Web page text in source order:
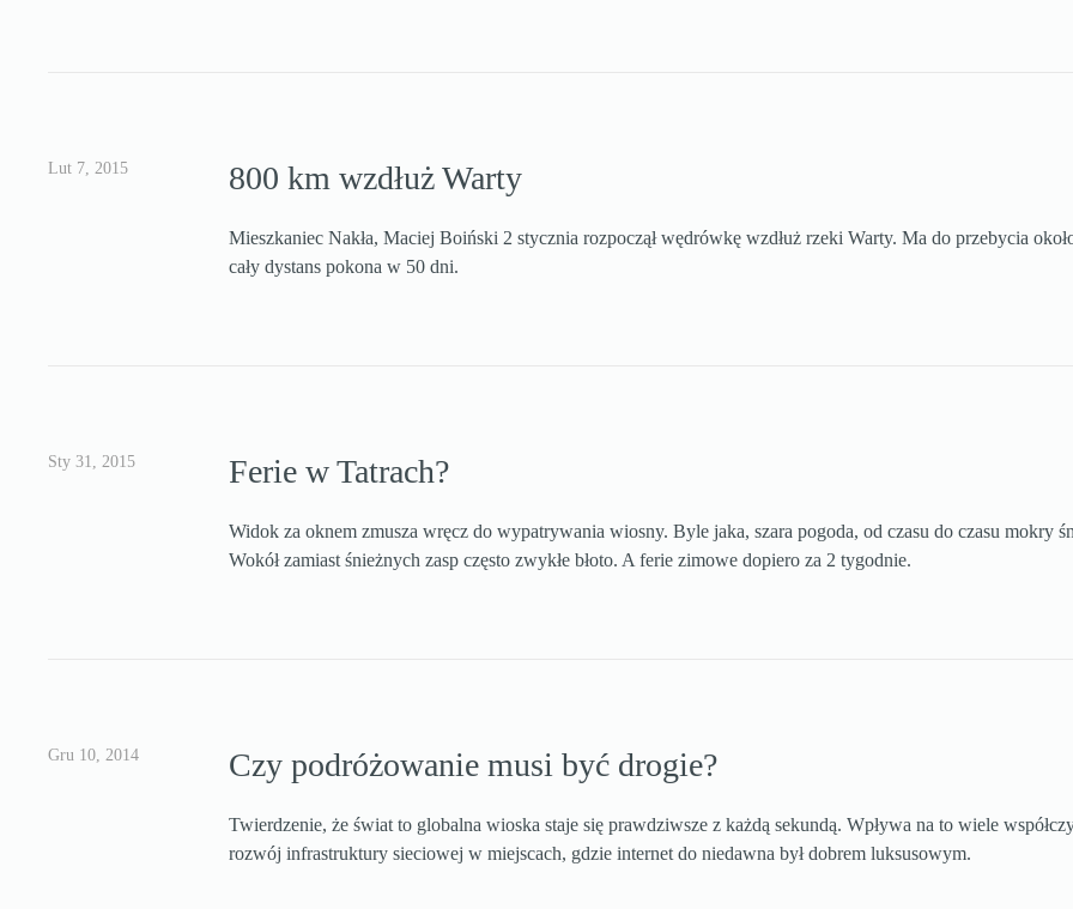
Lut 7, 2015 800 km wzdłuż Warty
Mieszkaniec Nakła, Maciej Boiński 2 stycznia rozpoczął wędrówkę wzdłuż rzeki Warty. Ma do przebycia
cały dystans pokona w 50 dni.
Sty 31, 2015 Ferie w Tatrach?
Widok za oknem zmusza wręcz do wypatrywania wiosny. Byle jaka, szara pogoda, od czasu do czasu mokry
Wokół zamiast śnieżnych zasp często zwykłe błoto. A ferie zimowe dopiero za 2 tygodnie.
Gru 10, 2014 Czy podróżowanie musi być drogie?
Twierdzenie, że świat to globalna wioska staje się prawdziwsze z każdą sekundą. Wpływa na to wiele
rozwój infrastruktury sieciowej w miejscach, gdzie internet do niedawna był dobrem luksusowym.